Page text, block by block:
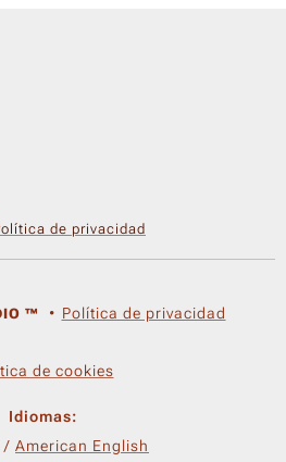
de privacidad
™ Política de privacidad
de cookies
Idiomas
American English